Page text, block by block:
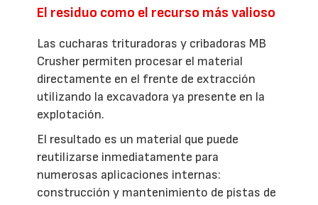
El residuo como el recurso más valioso
Las cucharas trituradoras y cribadoras MB
Crusher permiten procesar el material
directamente en el frente de extracción
utilizando la excavadora ya presente en la
explotación.
El resultado es un material que puede
reutilizarse inmediatamente para
numerosas aplicaciones internas:
construcción y mantenimiento de pistas de